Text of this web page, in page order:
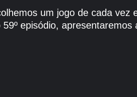
um jogo de cada vez
episódio, apresentaremos